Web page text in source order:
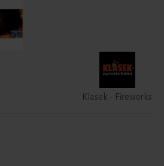
Klasek - Fireworks